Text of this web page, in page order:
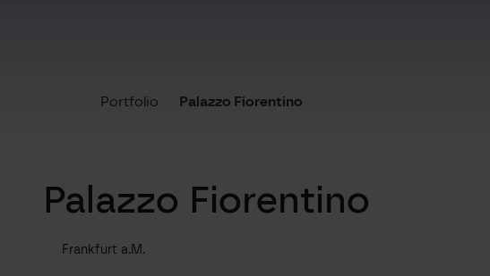
Portfolio Palazzo Fiorentino
Palazzo Fiorentino
Frankfurt a.M.